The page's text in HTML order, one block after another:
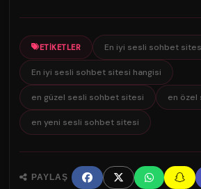
ETIKETLER En iyi sesli sohbet
En iyi sesli sohbet sitesi hangisi
en güzel sesli sohbet sitesi en
en yeni sesli sohbet sitesi
PAYLAŞ